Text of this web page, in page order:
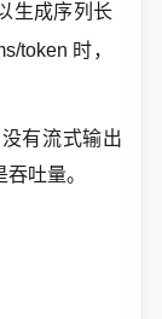
生成序列长
token 时，
有流式输出
吐量。